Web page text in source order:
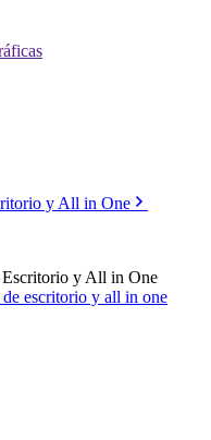
y All in One
Escritorio y All in One
escritorio y all in one